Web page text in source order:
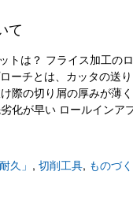
て
は？ フライス加工の
ーチとは、カッタの送
際の切り屑の厚みが薄
化が早い ロールイン
久」 , 切削工具, ものづ